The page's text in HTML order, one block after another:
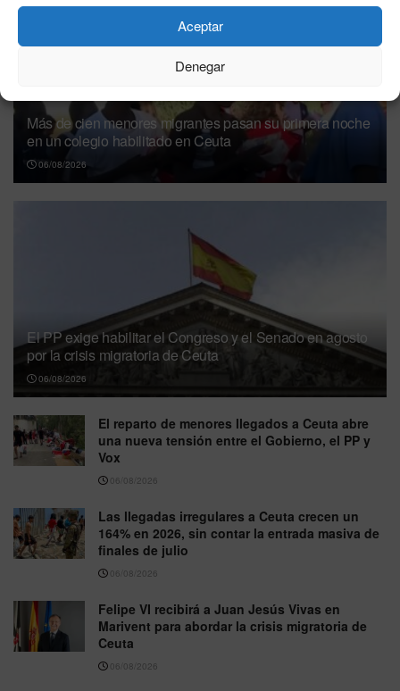
Aceptar
Denegar
Más de cien menores migrantes pasan su primera noche
en un colegio habilitado en Ceuta
06/08/2026
El PP exige habilitar el Congreso y el Senado en agosto
por la crisis migratoria de Ceuta
06/08/2026
El reparto de menores llegados a Ceuta abre
una nueva tensión entre el Gobierno, el PP y
Vox
06/08/2026
Las llegadas irregulares a Ceuta crecen un
164% en 2026, sin contar la entrada masiva de
finales de julio
06/08/2026
Felipe VI recibirá a Juan Jesús Vivas en
Marivent para abordar la crisis migratoria de
Ceuta
06/08/2026